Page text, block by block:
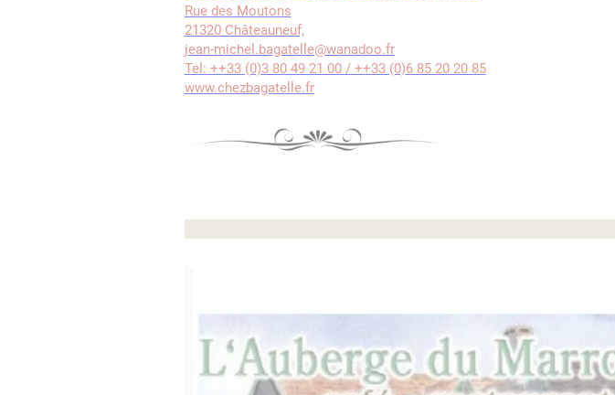
Ruedes Moutons
21320 Châteauneuf,
jean-michel.bagatelle@wanadoo.fr
Tel: ++33 (0)3 80 49 21 00 / ++33 (0)6 85 20 20 85
www.chezbagatelle.fr